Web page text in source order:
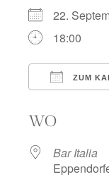
22.
18:00
ZUM
WO
Bar Italia